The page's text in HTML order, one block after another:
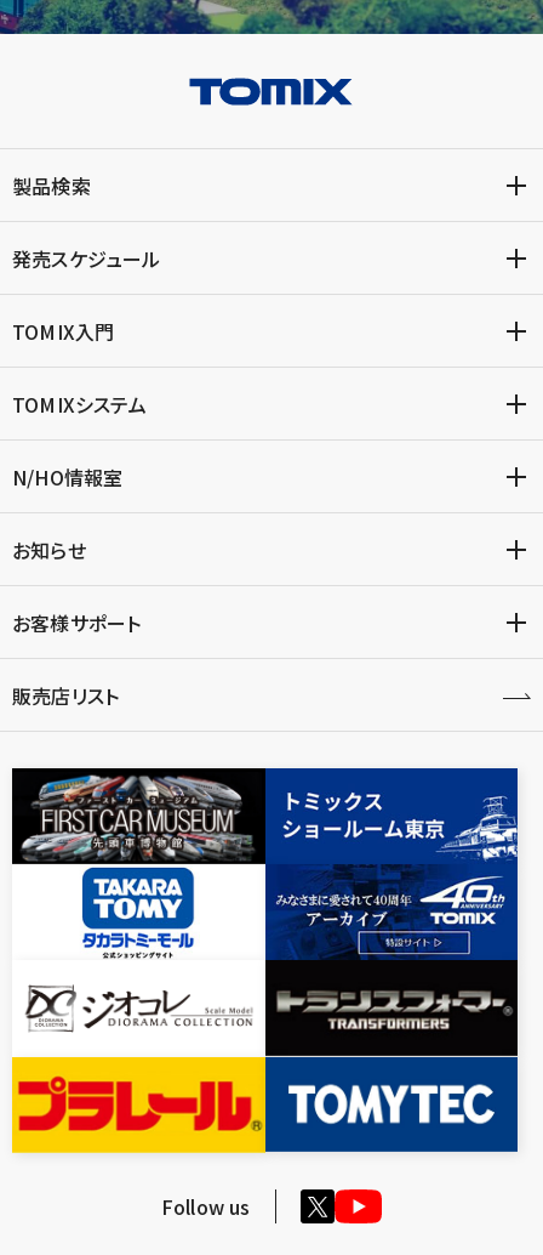
製品検索
発売スケジュール
TOMIX入門
TOMIXシステム
N/HO情報室
お知らせ
お客様サポート
販売店リスト
Follow us